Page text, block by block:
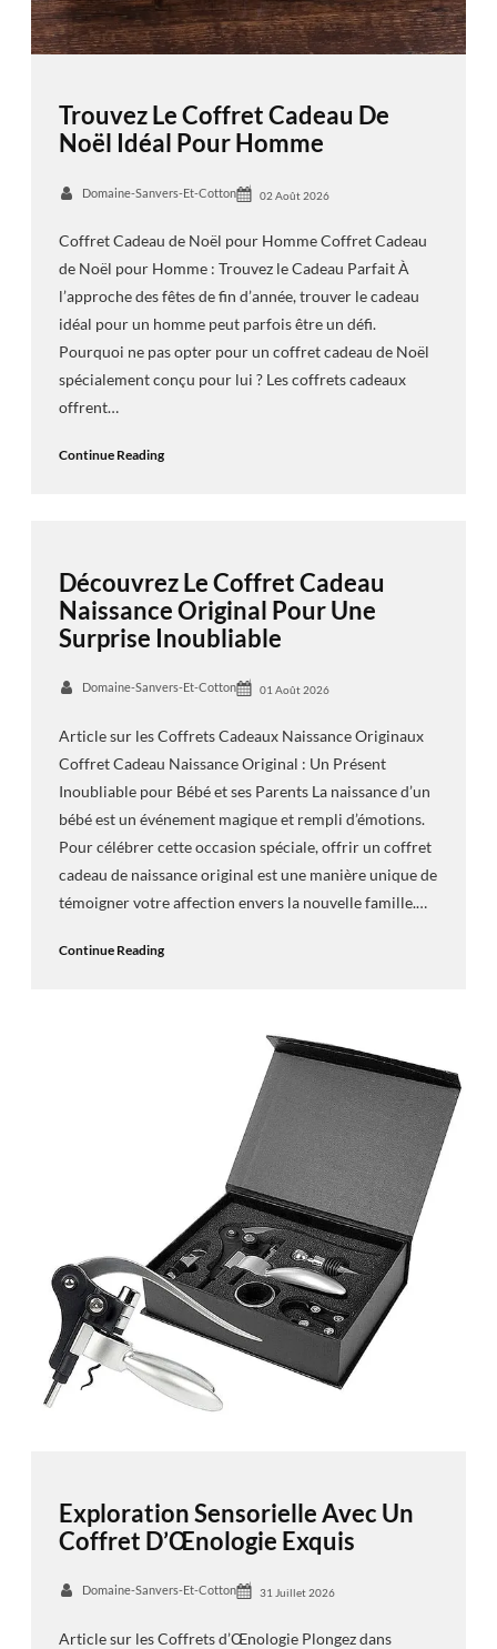
Trouvez Le Coffret Cadeau De
Noël Idéal Pour Homme
Domaine-Sanvers-Et-Cotton 02 Août 2026
Coffret Cadeau de Noël pour Homme Coffret Cadeau
de Noël pour Homme : Trouvez le Cadeau Parfait À
l’approche des fêtes de fin d’année, trouver le cadeau
idéal pour un homme peut parfois être un défi.
Pourquoi ne pas opter pour un coffret cadeau de Noël
spécialement conçu pour lui ? Les coffrets cadeaux
offrent…
Continue Reading
Découvrez Le Coffret Cadeau
Naissance Original Pour Une
Surprise Inoubliable
Domaine-Sanvers-Et-Cotton 01 Août 2026
Article sur les Coffrets Cadeaux Naissance Originaux
Coffret Cadeau Naissance Original : Un Présent
Inoubliable pour Bébé et ses Parents La naissance d’un
bébé est un événement magique et rempli d’émotions.
Pour célébrer cette occasion spéciale, offrir un coffret
cadeau de naissance original est une manière unique de
témoigner votre affection envers la nouvelle famille.…
Continue Reading
Exploration Sensorielle Avec Un
Coffret D’Œnologie Exquis
Domaine-Sanvers-Et-Cotton 31 Juillet 2026
Article sur les Coffrets d’Œnologie Plongez dans